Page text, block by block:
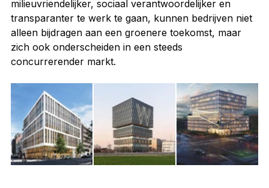
milieuvriendelijker, sociaal verantwoordelijker en
transparanter te werk te gaan, kunnen bedrijven niet
alleen bijdragen aan een groenere toekomst, maar
zich ook onderscheiden in een steeds
concurrerender markt.